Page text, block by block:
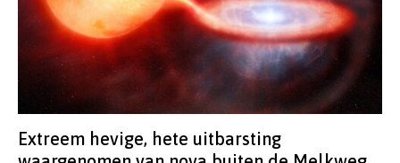
Extreem hevige, hete uitbarsting